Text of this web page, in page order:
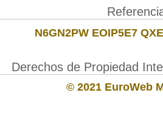
N6GN2PW EOIP5E7
Derechos de Propiedad
© 2021 EuroWeb